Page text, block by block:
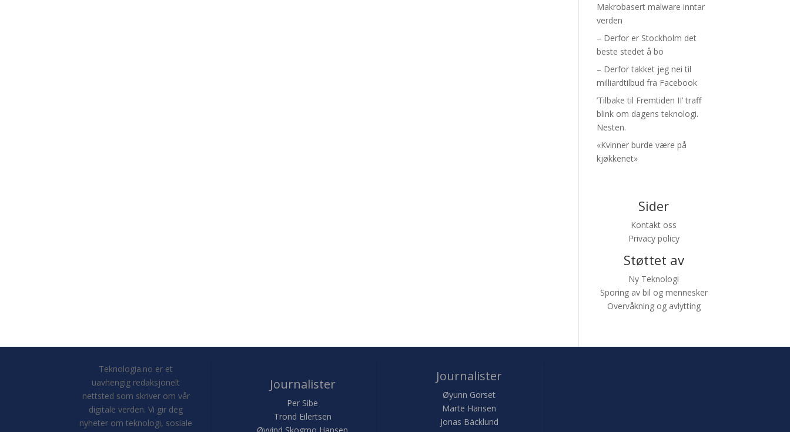
Makrobasert malware inntar
verden
– Derfor er Stockholm det
beste stedet å bo
– Derfor takket jeg nei til
milliardtilbud fra Facebook
’Tilbake til Fremtiden II’ traff
blink om dagens teknologi.
Nesten.
«Kvinner burde være på
kjøkkenet»
Sider
Kontakt oss
Privacy policy
Støttet av
Ny Teknologi
Sporing av bil og mennesker
Overvåkning og avlytting
Teknologia.no er et
uavhengig redaksjonelt
nettsted som skriver om vår
digitale verden. Vi gir deg
nyheter om teknologi, sosiale
Journalister
Per Sibe
Trond Eilertsen
Journalister
Øyunn Gorset
Marte Hansen
Jonas Bäcklund